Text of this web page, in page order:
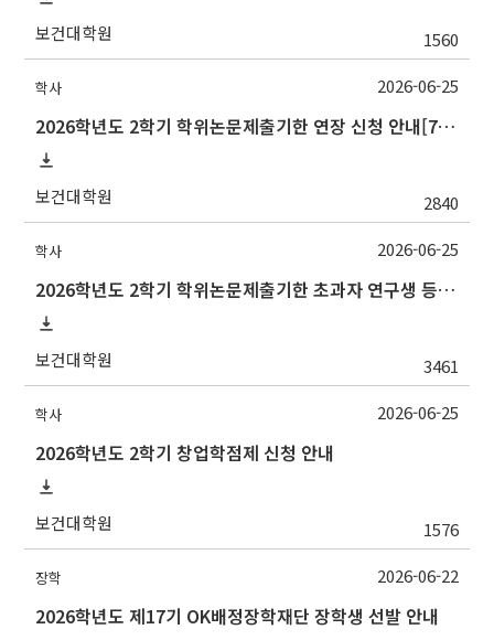
보건대학원 1560
학사
2026학년도 2학기 학위논문제출기한 연장 신청 안내[7/10(금)까지]
보건대학원 2840
2026-06-25
학사
2026학년도 2학기 학위논문제출기한 초과자 연구생 등록 신청 안내[7/10(금)까지]
보건대학원 3461
2026-06-25
학사
2026학년도 2학기 창업학점제 신청 안내
보건대학원 1576
2026-06-25
장학
2026학년도 제17기 OK배정장학재단 장학생 선발 안내
2026-06-22